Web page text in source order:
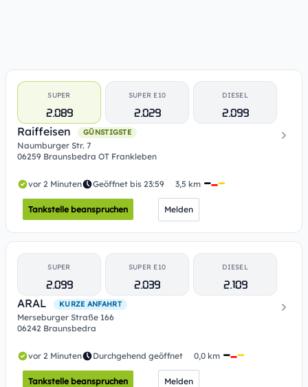
SUPER
2.089
SUPER E10
2.029
DIESEL
2.099
Raiffeisen
GÜNSTIGSTE
Naumburger Str. 7
06259 Braunsbedra OT Frankleben
vor 2 Minuten Geöffnet bis 23:59 3,5 km
Tankstelle beanspruchen Melden
SUPER
2.099
SUPER E10
2.039
DIESEL
2.109
ARAL
KURZE ANFAHRT
Merseburger Straße 166
06242 Braunsbedra
vor 2 Minuten Durchgehend geöffnet 0,0 km
Tankstelle beanspruchen Melden